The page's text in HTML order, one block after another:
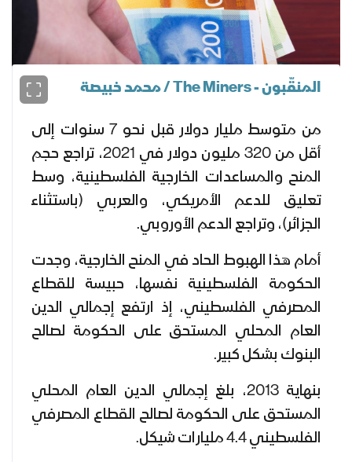
المنقّبون - The Miners / محمد خبيصة
من متوسط مليار دولار قبل نحو 7 سنوات إلى
أقل من 320 مليون دولار في 2021، تراجع حجم
المنح والمساعدات الخارجية الفلسطينية، وسط
تعليق للدعم الأمريكي، والعربي (باستثناء
الجزائر)، وتراجع الدعم الأوروبي.
أمام هذا الهبوط الحاد في المنح الخارجية، وجدت
الحكومة الفلسطينية نفسها، حبيسة للقطاع
المصرفي الفلسطيني، إذ ارتفع إجمالي الدين
العام المحلي المستحق على الحكومة لصالح
البنوك بشكل كبير.
بنهاية 2013، بلغ إجمالي الدين العام المحلي
المستحق على الحكومة لصالح القطاع المصرفي
الفلسطيني 4.4 مليارات شيكل.